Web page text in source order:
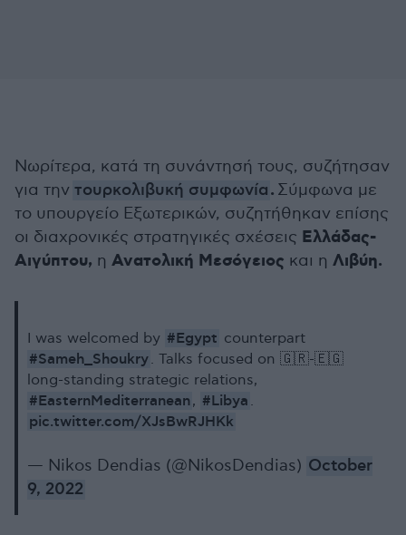
Νωρίτερα, κατά τη συνάντησή τους, συζήτησαν
για την τουρκολιβυκή συμφωνία. Σύμφωνα με
το υπουργείο Εξωτερικών, συζητήθηκαν επίσης
οι διαχρονικές στρατηγικές σχέσεις Ελλάδας-
Αιγύπτου, η Ανατολική Μεσόγειος και η Λιβύη.
Ι was welcomed by #Egypt counterpart
#Sameh_Shoukry. Talks focused on 🇬🇷-🇪🇬
long-standing strategic relations,
#EasternMediterranean, #Libya .
pic.twitter.com/XJsBwRJHKk
— Nikos Dendias (@NikosDendias) October
9, 2022